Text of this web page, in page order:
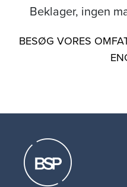
Beklager, ingen
BESØG VORES